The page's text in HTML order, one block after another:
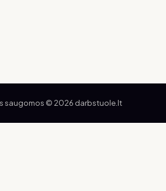
saugomos © 2026 darbstuole.lt